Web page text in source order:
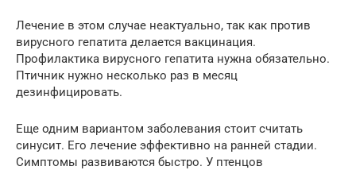
Лечение в этом случае неактуально, так как против
вирусного гепатита делается вакцинация.
Профилактика вирусного гепатита нужна обязательно.
Птичник нужно несколько раз в месяц
дезинфицировать.
Еще одним вариантом заболевания стоит считать
синусит. Его лечение эффективно на ранней стадии.
Симптомы развиваются быстро. У птенцов